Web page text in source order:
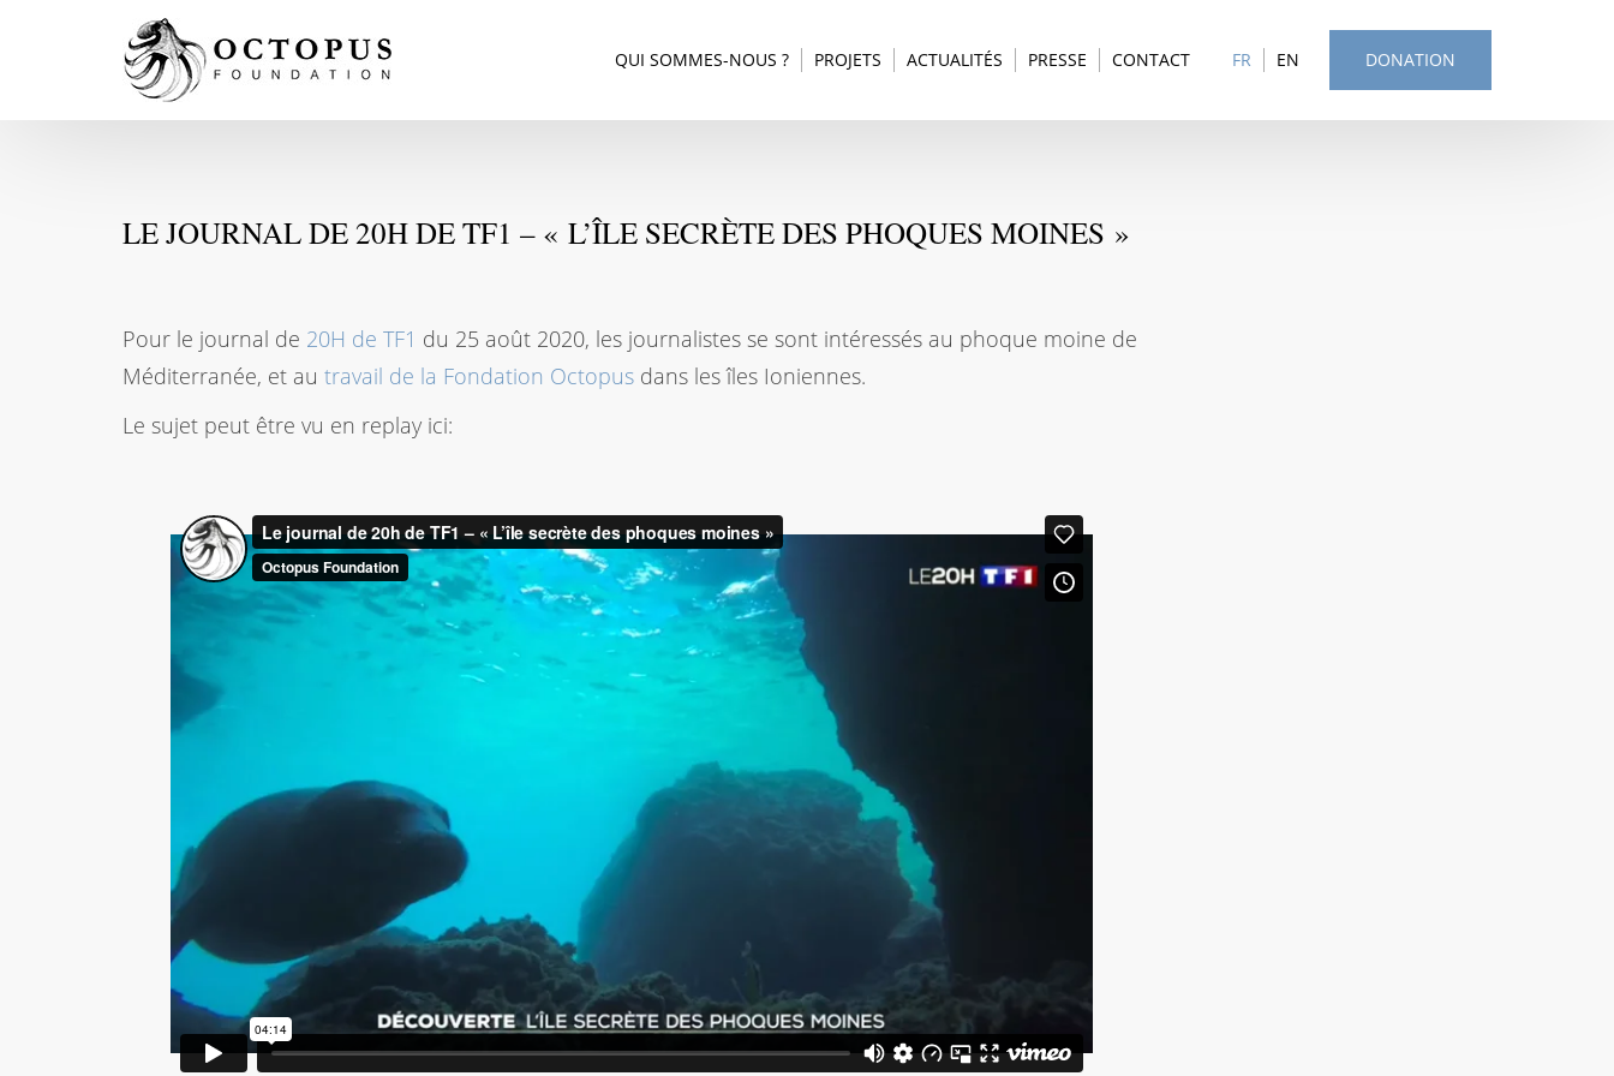
DONATION
FR EN
QUI SOMMES-NOUS ? PROJETS ACTUALITÉS PRESSE CONTACT
LE JOURNAL DE 20H DE TF1 – « L’ÎLE SECRÈTE DES PHOQUES MOINES »
Pour le journal de 20H de TF1 du 25 août 2020, les journalistes se sont intéressés au phoque moine de
Méditerranée, et au travail de la Fondation Octopus dans les îles Ioniennes.
Le sujet peut être vu en replay ici: